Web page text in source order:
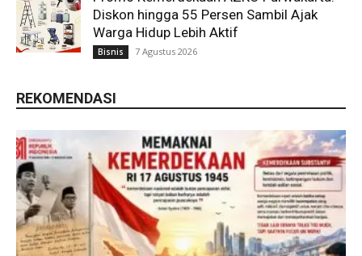
Diskon hingga 55 Persen Sambil Ajak
Warga Hidup Lebih Aktif
Bisnis 7 Agustus 2026
REKOMENDASI